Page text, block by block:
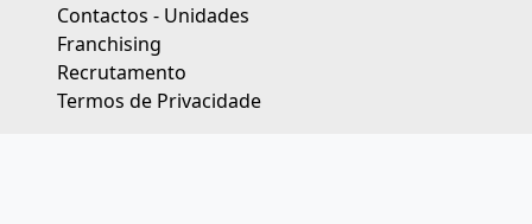
Contactos - Unidades
Franchising
Recrutamento
Termos de Privacidade